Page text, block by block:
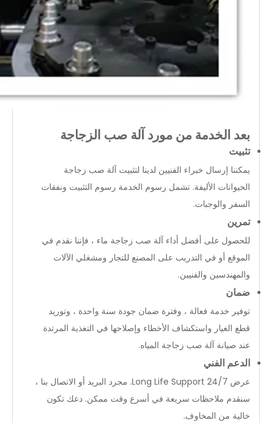
بعد الخدمة من مورد آلة صب الزجاجة
تثبيت
يمكننا إرسال خبراء الفنيين لدينا لتثبيت آلة صب زجاجة
الحيوانات الأليفة. تشمل رسوم الخدمة رسوم التثبيت ونفقات
السفر والوجبات.
تمرين
للحصول على أفضل أداء آلة صب زجاجة ماء ، فإننا نقدم في
الموقع أو في التدريب على المصنع للتجار ومشغلي الآلات
والمهندسين والفنيين.
ضمان
توفير خدمة فعالة ، وفترة ضمان جودة سنة واحدة ، وتوريد
قطع الغيار واستكشاف الأخطاء وإصلاحها في التغذية المرتدة
عند صيانة آلة صب زجاجة المياه.
الدعم الفني
عرض 24/7 Long Life Support. مجرد البريد أو الاتصال بنا ،
سنقدم ملاحظات سريعة في أسرع وقت ممكن. دعك تكون
خالية من المخاوف.